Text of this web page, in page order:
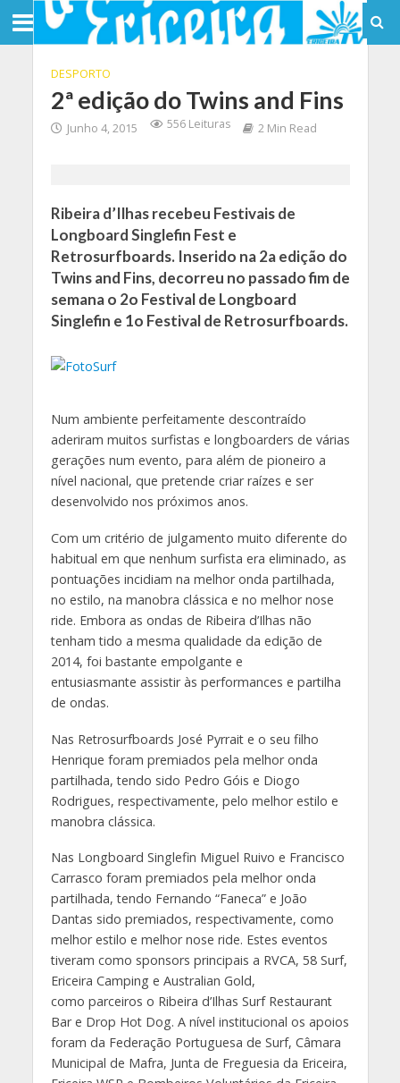
DESPORTO
2ª edição do Twins and Fins
Junho 4, 2015 556 Leituras 2 Min Read
Ribeira d’Ilhas recebeu Festivais de
Longboard Singlefin Fest e
Retrosurfboards. Inserido na 2a edição do
Twins and Fins, decorreu no passado fim de
semana o 2o Festival de Longboard
Singlefin e 1o Festival de Retrosurfboards.
Num ambiente perfeitamente descontraído
aderiram muitos surfistas e longboarders de várias
gerações num evento, para além de pioneiro a
nível nacional, que pretende criar raízes e ser
desenvolvido nos próximos anos.
Com um critério de julgamento muito diferente do
habitual em que nenhum surfista era eliminado, as
pontuações incidiam na melhor onda partilhada,
no estilo, na manobra clássica e no melhor nose
ride. Embora as ondas de Ribeira d’Ilhas não
tenham tido a mesma qualidade da edição de
2014, foi bastante empolgante e
entusiasmante assistir às performances e partilha
de ondas.
Nas Retrosurfboards José Pyrrait e o seu filho
Henrique foram premiados pela melhor onda
partilhada, tendo sido Pedro Góis e Diogo
Rodrigues, respectivamente, pelo melhor estilo e
manobra clássica.
Nas Longboard Singlefin Miguel Ruivo e Francisco
Carrasco foram premiados pela melhor onda
partilhada, tendo Fernando “Faneca” e João
Dantas sido premiados, respectivamente, como
melhor estilo e melhor nose ride. Estes eventos
tiveram como sponsors principais a RVCA, 58 Surf,
Ericeira Camping e Australian Gold,
como parceiros o Ribeira d’Ilhas Surf Restaurant
Bar e Drop Hot Dog. A nível institucional os apoios
foram da Federação Portuguesa de Surf, Câmara
Municipal de Mafra, Junta de Freguesia da Ericeira,